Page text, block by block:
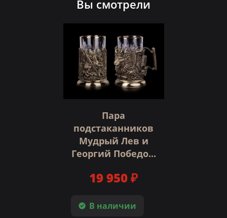
Вы смотрели
Пара
подстаканников
Мудрый Лев и
Георгий Победо...
В наличии
19 950 ₽